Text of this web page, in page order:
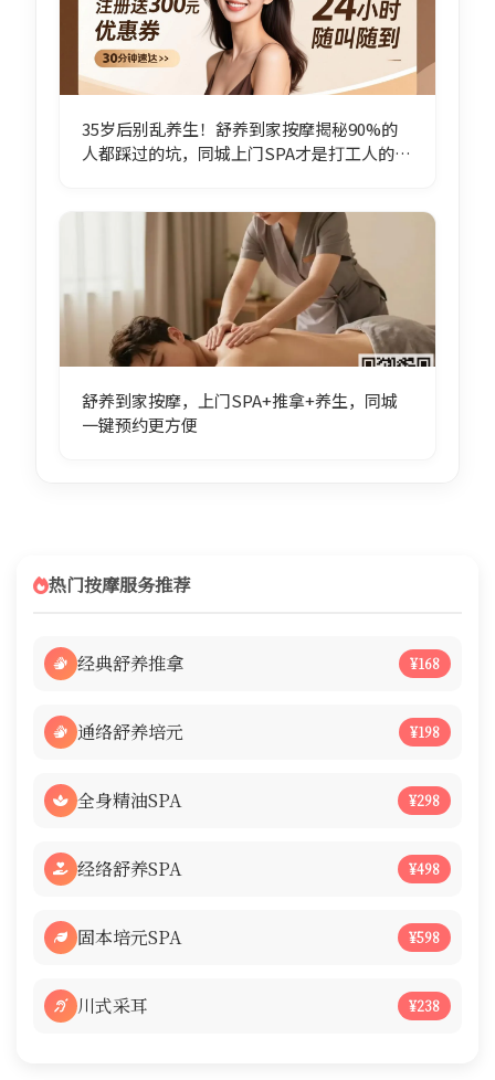
35岁后别乱养生！舒养到家按摩揭秘90%的
人都踩过的坑，同城上门SPA才是打工人的续
舒养到家按摩，上门SPA+推拿+养生，同城
一键预约更方便
热门按摩服务推荐
经典舒养推拿 ¥168
通络舒养培元 ¥198
全身精油SPA ¥298
经络舒养SPA ¥498
固本培元SPA ¥598
川式采耳 ¥238